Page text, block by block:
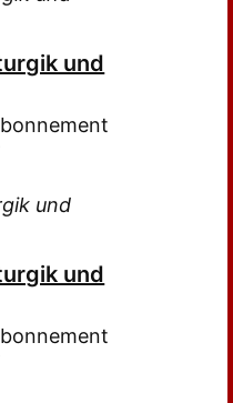
und
und
und